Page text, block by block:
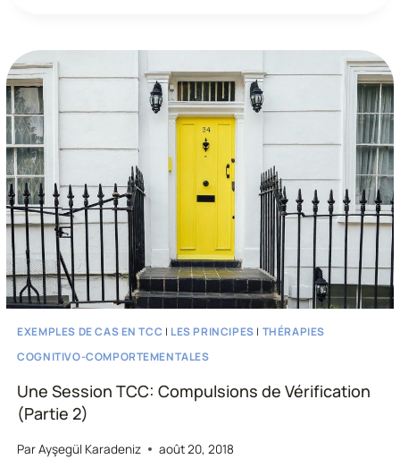
PENSER
?
EXEMPLES DE CAS EN TCC | LES PRINCIPES | THÉRAPIES
COGNITIVO-COMPORTEMENTALES
Une Session TCC: Compulsions de Vérification
(Partie 2)
ParAyşegül Karadeniz août 20, 2018